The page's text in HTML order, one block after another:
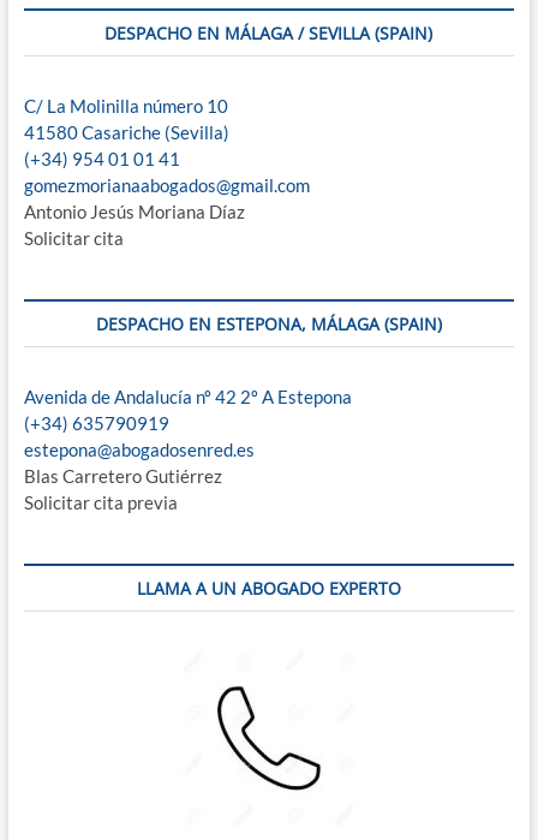
DESPACHO EN MÁLAGA / SEVILLA (SPAIN)
C/ La Molinilla número 10
41580 Casariche (Sevilla)
(+34) 954 01 01 41
gomezmorianaabogados@gmail.com
Antonio Jesús Moriana Díaz
Solicitar cita
DESPACHO EN ESTEPONA, MÁLAGA (SPAIN)
Avenida de Andalucía nº 42 2º A Estepona
(+34) 635790919
estepona@abogadosenred.es
Blas Carretero Gutiérrez
Solicitar cita previa
LLAMA A UN ABOGADO EXPERTO